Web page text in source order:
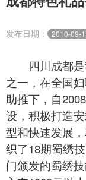
发布日期： 2010-09-
四川成都
之一，在全国
助推下，自
设，积极打造安
型和快速发展
织了18期蜀绣
门颁发的蜀绣